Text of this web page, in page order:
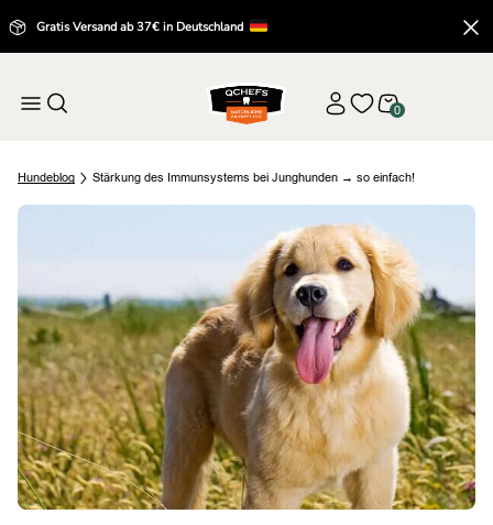
Gratis Versand ab 37€ in Deutschland
0
Hundeblog Stärkung des Immunsystems bei Junghunden → so einfach!